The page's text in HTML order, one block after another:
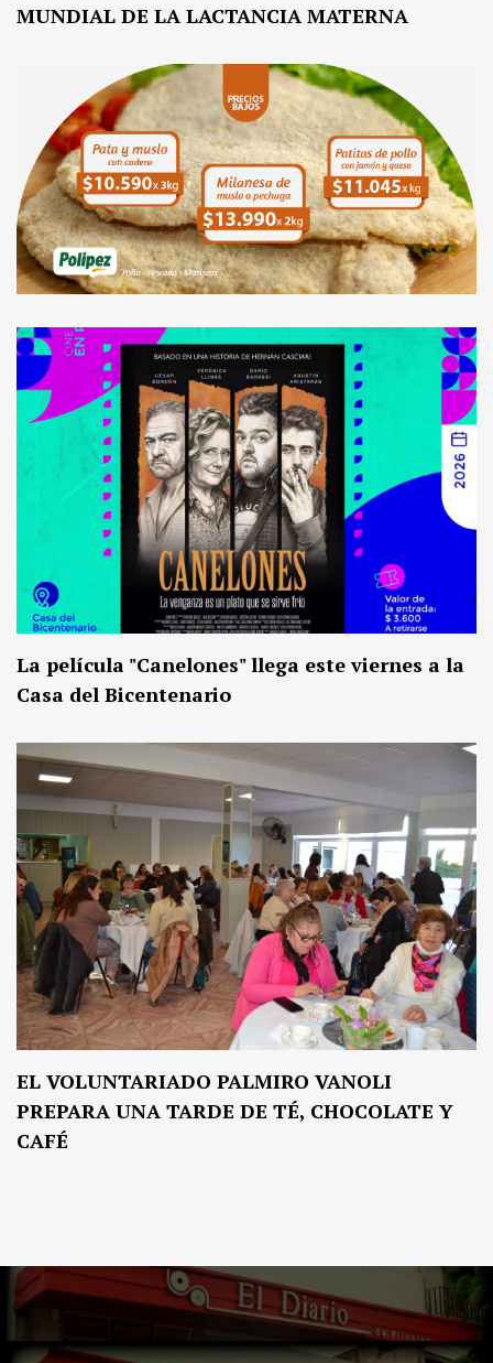
MUNDIAL DE LA LACTANCIA MATERNA
La película "Canelones" llega este viernes a la
Casa del Bicentenario
EL VOLUNTARIADO PALMIRO VANOLI
PREPARA UNA TARDE DE TÉ, CHOCOLATE Y
CAFÉ